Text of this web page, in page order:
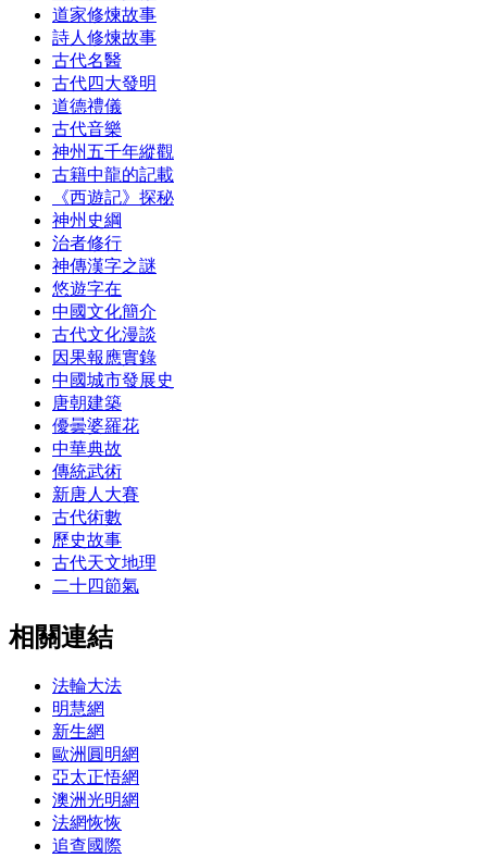
道家修煉故事
詩人修煉故事
古代名醫
古代四大發明
道德禮儀
古代音樂
神州五千年縱觀
古籍中龍的記載
《西遊記》探秘
神州史綱
治者修行
神傳漢字之謎
悠遊字在
中國文化簡介
古代文化漫談
因果報應實錄
中國城市發展史
唐朝建築
優曇婆羅花
中華典故
傳統武術
新唐人大賽
古代術數
歷史故事
古代天文地理
二十四節氣
相關連結
法輪大法
明慧網
新生網
歐洲圓明網
亞太正悟網
澳洲光明網
法網恢恢
追查國際